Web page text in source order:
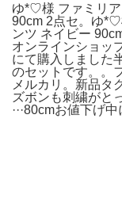
ゆ*♡様 ファミリ
90cm 2点セ。ゆ*♡
ンツ ネイビー
オンラインショッ
にて購入しました
のセットです。。
メルカリ。新品
ズボンも刺繍がと
···80cmお値下げ